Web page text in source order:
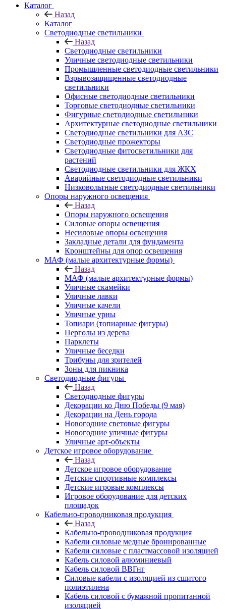
Каталог
Назад
Каталог
Светодиодные светильники
Назад
Светодиодные светильники
Уличные светодиодные светильники
Промышленные светодиодные светильники
Взрывозащищенные светодиодные
светильники
Офисные светодиодные светильники
Торговые светодиодные светильники
Фигурные светодиодные светильники
Архитектурные светодиодные светильники
Светодиодные светильники для АЗС
Светодиодные прожекторы
Светодиодные фитосветильники для
растений
Светодиодные светильники для ЖКХ
Аварийные светодиодные светильники
Низковольтные светодиодные светильники
Опоры наружного освещения
Назад
Опоры наружного освещения
Силовые опоры освещения
Несиловые опоры освещения
Закладные детали для фундамента
Кронштейны для опор освещения
МАФ (малые архитектурные формы)
Назад
МАФ (малые архитектурные формы)
Уличные скамейки
Уличные лавки
Уличные качели
Уличные урны
Топиари (топиарные фигуры)
Перголы из дерева
Парклеты
Уличные беседки
Трибуны для зрителей
Зоны для пикника
Светодиодные фигуры
Назад
Светодиодные фигуры
Декорации ко Дню Победы (9 мая)
Декорации на День города
Новогодние световые фигуры
Новогодние уличные фигуры
Уличные арт-объекты
Детское игровое оборудование
Назад
Детское игровое оборудование
Детские спортивные комплексы
Детские игровые комплексы
Игровое оборудование для детских
площадок
Кабельно-проводниковая продукция
Назад
Кабельно-проводниковая продукция
Кабели силовые медные бронированные
Кабели силовые с пластмассовой изоляцией
Кабель силовой алюминиевый
Кабель силовой ВВГнг
Силовые кабели с изоляцией из сшитого
полиэтилена
Кабель силовой с бумажной пропитанной
изоляцией